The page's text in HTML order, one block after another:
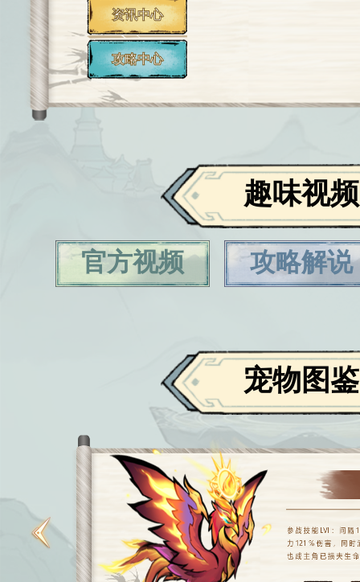
资讯中心
攻略中心
趣味视频
官方视频 攻略解说
宠物图鉴